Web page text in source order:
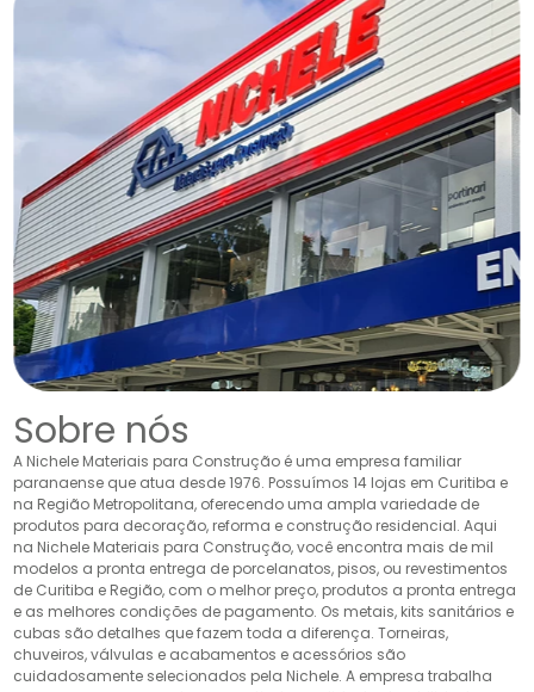
Sobre nós
A Nichele Materiais para Construção é uma empresa familiar
paranaense que atua desde 1976. Possuímos 14 lojas em Curitiba e
na Região Metropolitana, oferecendo uma ampla variedade de
produtos para decoração, reforma e construção residencial. Aqui
na Nichele Materiais para Construção, você encontra mais de mil
modelos a pronta entrega de porcelanatos, pisos, ou revestimentos
de Curitiba e Região, com o melhor preço, produtos a pronta entrega
e as melhores condições de pagamento. Os metais, kits sanitários e
cubas são detalhes que fazem toda a diferença. Torneiras,
chuveiros, válvulas e acabamentos e acessórios são
cuidadosamente selecionados pela Nichele. A empresa trabalha